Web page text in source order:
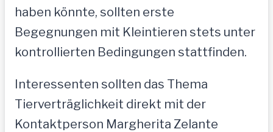
haben könnte, sollten erste
Begegnungen mit Kleintieren stets unter
kontrollierten Bedingungen stattfinden.
Interessenten sollten das Thema
Tierverträglichkeit direkt mit der
Kontaktperson Margherita Zelante